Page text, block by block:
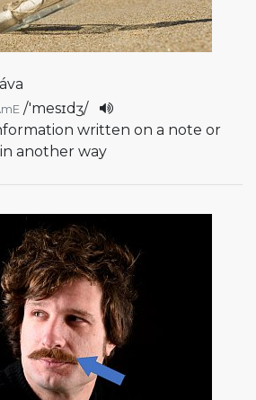
/'mesɪdʒ/
written on a note or
another way